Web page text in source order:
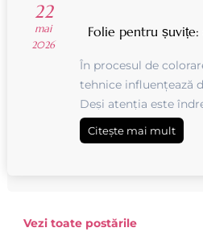
22
mai
2026
În procesul de
tehnice influențează
Deși atenția este
multe ori spre
de aplicare, alegerea
Citește mai mult
Vezi toate postările